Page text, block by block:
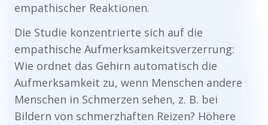
empathischer Reaktionen.
Die Studie konzentrierte sich auf die
empathische Aufmerksamkeitsverzerrung:
Wie ordnet das Gehirn automatisch die
Aufmerksamkeit zu, wenn Menschen andere
Menschen in Schmerzen sehen, z. B. bei
Bildern von schmerzhaften Reizen? Höhere